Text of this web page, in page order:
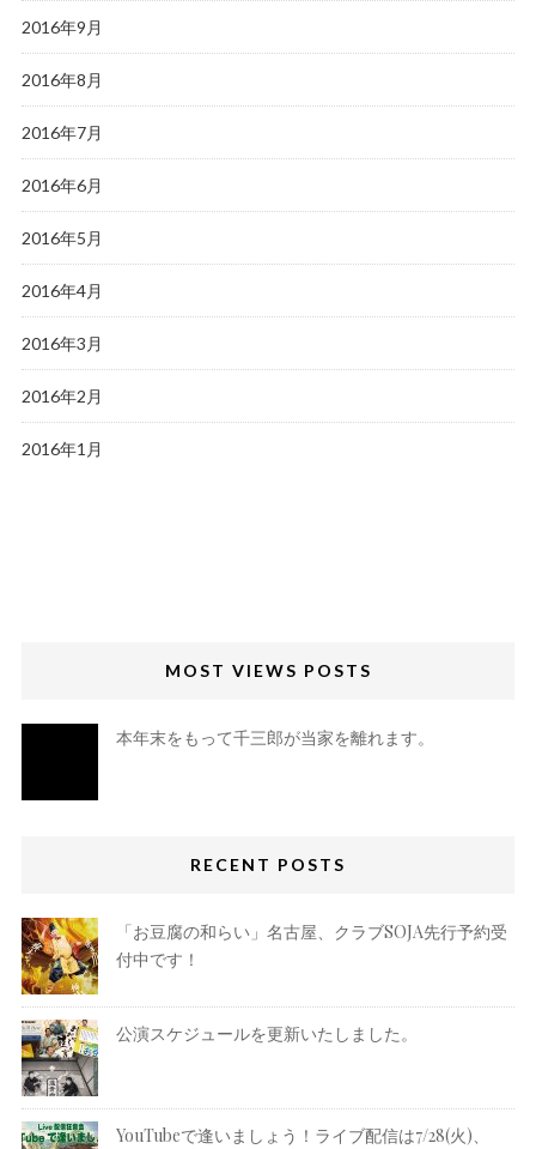
2016年9月
2016年8月
2016年7月
2016年6月
2016年5月
2016年4月
2016年3月
2016年2月
2016年1月
MOST VIEWS POSTS
本年末をもって千三郎が当家を離れます。
RECENT POSTS
「お豆腐の和らい」名古屋、クラブSOJA先行予約受
付中です！
公演スケジュールを更新いたしました。
YouTubeで逢いましょう！ライブ配信は7/28(火)、